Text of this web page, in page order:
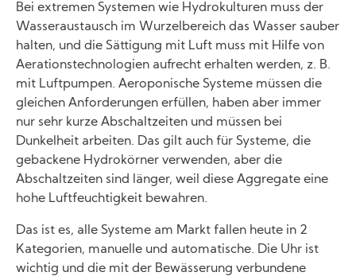
Bei extremen Systemen wie Hydrokulturen muss der
Wasseraustausch im Wurzelbereich das Wasser sauber
halten, und die Sättigung mit Luft muss mit Hilfe von
Aerationstechnologien aufrecht erhalten werden, z. B.
mit Luftpumpen. Aeroponische Systeme müssen die
gleichen Anforderungen erfüllen, haben aber immer
nur sehr kurze Abschaltzeiten und müssen bei
Dunkelheit arbeiten. Das gilt auch für Systeme, die
gebackene Hydrokörner verwenden, aber die
Abschaltzeiten sind länger, weil diese Aggregate eine
hohe Luftfeuchtigkeit bewahren.
Das ist es, alle Systeme am Markt fallen heute in 2
Kategorien, manuelle und automatische. Die Uhr ist
wichtig und die mit der Bewässerung verbundene